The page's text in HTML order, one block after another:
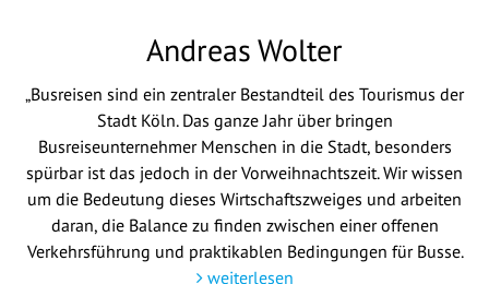
Andreas Wolter
„Busreisen sind ein zentraler Bestandteil des Tourismus der
Stadt Köln. Das ganze Jahr über bringen
Busreiseunternehmer Menschen in die Stadt, besonders
spürbar ist das jedoch in der Vorweihnachtszeit. Wir wissen
um die Bedeutung dieses Wirtschaftszweiges und arbeiten
daran, die Balance zu finden zwischen einer offenen
Verkehrsführung und praktikablen Bedingungen für Busse.
weiterlesen